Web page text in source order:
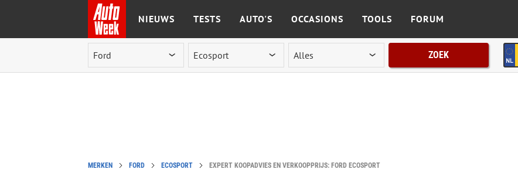
Ga naar de inhoud
NIEUWS TESTS AUTO'S OCCASIONS TOOLS FORUM
ZOEK
MERKEN FORD ECOSPORT EXPERT KOOPADVIES EN VERKOOPPRIJS: FORD ECOSPORT